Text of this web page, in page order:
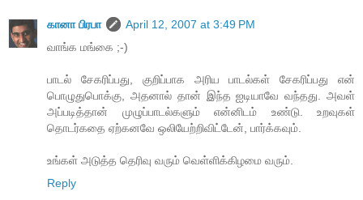
கானா பிரபா
April 12, 2007 at 3:49 PM
வாங்க மங்கை ;-)
பாடல் சேகரிப்பது, குறிப்பாக அரிய பாடல்கள் சேகரிப்பது என்
பொழுதுபொக்கு, அதனால் தான் இந்த ஐடியாவே வந்தது. அவள்
அப்படித்தான் முழுப்பாடல்களும் என்னிடம் உண்டு. உறவுகள்
தொடர்கதை ஏற்கனவே ஒலியேற்றிவிட்டேன், பார்க்கவும்.
உங்கள் அடுத்த தெரிவு வரும் வெள்ளிக்கிழமை வரும்.
Reply